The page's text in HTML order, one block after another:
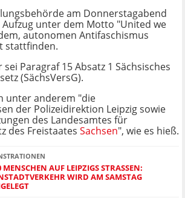
am Donnerstagabend
unter dem Motto "United we
autonomen Antifaschismus
stattfinden.
Paragraf 15 Absatz 1 Sächsisches
(SächsVersG).
unter anderem "die
der Polizeidirektion Leipzig sowie
des Landesamtes für
des Freistaates Sachsen", wie es hieß.
AUF LEIPZIGS STRASSEN: I
WIRD AM SAMSTAG L